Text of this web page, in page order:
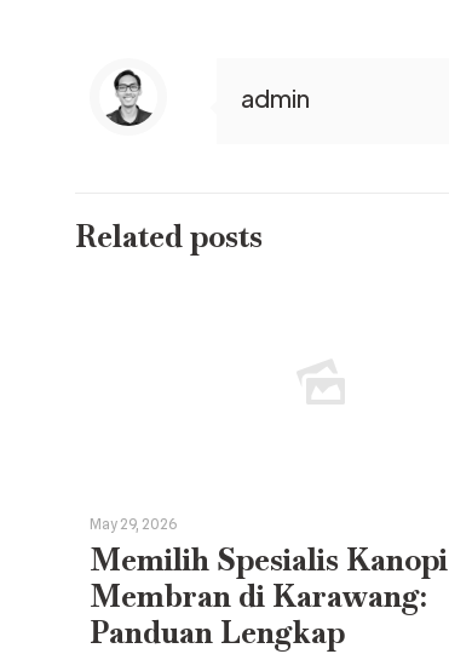
admin
Related posts
May 29, 2026
Memilih Spesialis Kanopi
Membran di Karawang:
Panduan Lengkap